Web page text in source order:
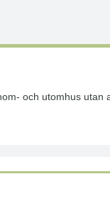
och utomhus